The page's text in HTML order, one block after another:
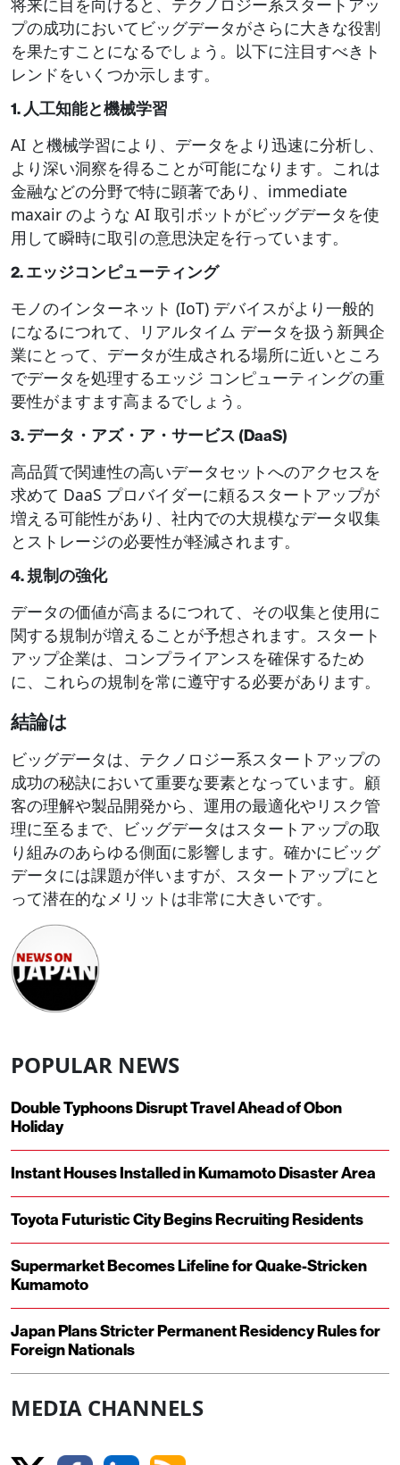
将来に目を向けると、テクノロジー系スタートアッ
プの成功においてビッグデータがさらに大きな役割
を果たすことになるでしょう。以下に注目すべきト
レンドをいくつか示します。
1. 人工知能と機械学習
AI と機械学習により、データをより迅速に分析し、
より深い洞察を得ることが可能になります。これは
金融などの分野で特に顕著であり、immediate
maxair のような AI 取引ボットがビッグデータを使
用して瞬時に取引の意思決定を行っています。
2. エッジコンピューティング
モノのインターネット (IoT) デバイスがより一般的
になるにつれて、リアルタイム データを扱う新興企
業にとって、データが生成される場所に近いところ
でデータを処理するエッジ コンピューティングの重
要性がますます高まるでしょう。
3. データ・アズ・ア・サービス (DaaS)
高品質で関連性の高いデータセットへのアクセスを
求めて DaaS プロバイダーに頼るスタートアップが
増える可能性があり、社内での大規模なデータ収集
とストレージの必要性が軽減されます。
4. 規制の強化
データの価値が高まるにつれて、その収集と使用に
関する規制が増えることが予想されます。スタート
アップ企業は、コンプライアンスを確保するため
に、これらの規制を常に遵守する必要があります。
結論は
ビッグデータは、テクノロジー系スタートアップの
成功の秘訣において重要な要素となっています。顧
客の理解や製品開発から、運用の最適化やリスク管
理に至るまで、ビッグデータはスタートアップの取
り組みのあらゆる側面に影響します。確かにビッグ
データには課題が伴いますが、スタートアップにと
って潜在的なメリットは非常に大きいです。
POPULAR NEWS
Double Typhoons Disrupt Travel Ahead of Obon
Holiday
Instant Houses Installed in Kumamoto Disaster Area
Toyota Futuristic City Begins Recruiting Residents
Supermarket Becomes Lifeline for Quake-Stricken
Kumamoto
Japan Plans Stricter Permanent Residency Rules for
Foreign Nationals
MEDIA CHANNELS